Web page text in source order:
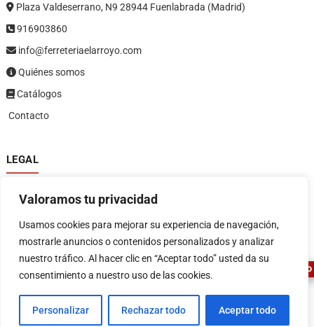
Valoramos tu privacidad
Usamos cookies para mejorar su experiencia de navegación,
mostrarle anuncios o contenidos personalizados y analizar
nuestro tráfico. Al hacer clic en “Aceptar todo” usted da su
consentimiento a nuestro uso de las cookies.
Personalizar Rechazar todo Aceptar todo
Plaza Valdeserrano, N9 28944 Fuenlabrada (Madrid)
916903860
info@ferreteriaelarroyo.com
Quiénes somos
Catálogos
Contacto
LEGAL
Política de privacidad
Política de devoluciones y reembolsos
Términos y condiciones
FERRETERIA EL ARROYO | Diseñado por:Tema Freesia| © 2026WordPress
ASESOR FERRETERO